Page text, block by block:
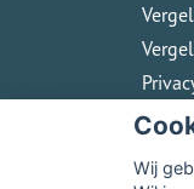
Wij